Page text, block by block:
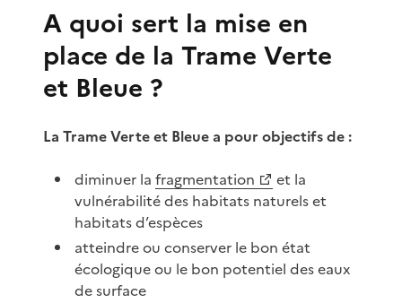
A quoi sert la mise en
place de la Trame Verte
et Bleue ?
La Trame Verte et Bleue a pour objectifs de :
diminuer lafragmentation
et la
vulnérabilité des habitats naturels et
habitats d’espèces
atteindre ou conserver le bon état
écologique ou le bon potentiel des eaux
de surface